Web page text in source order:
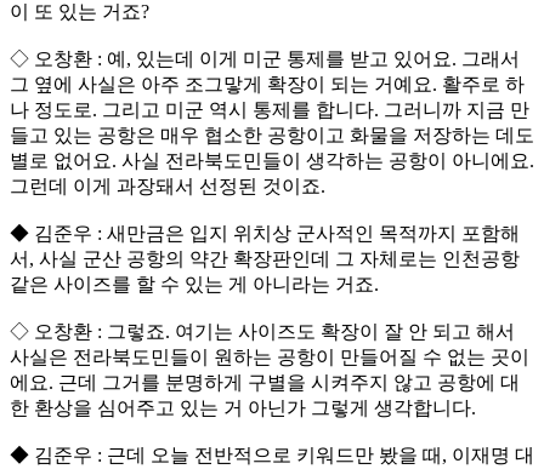
이 또 있는 거죠?
◇ 오창환 : 예, 있는데 이게 미군 통제를 받고 있어요. 그래서
그 옆에 사실은 아주 조그맣게 확장이 되는 거예요. 활주로 하
나 정도로. 그리고 미군 역시 통제를 합니다. 그러니까 지금 만
들고 있는 공항은 매우 협소한 공항이고 화물을 저장하는 데도
별로 없어요. 사실 전라북도민들이 생각하는 공항이 아니에요.
그런데 이게 과장돼서 선정된 것이죠.
◆ 김준우 : 새만금은 입지 위치상 군사적인 목적까지 포함해
서, 사실 군산 공항의 약간 확장판인데 그 자체로는 인천공항
같은 사이즈를 할 수 있는 게 아니라는 거죠.
◇ 오창환 : 그렇죠. 여기는 사이즈도 확장이 잘 안 되고 해서
사실은 전라북도민들이 원하는 공항이 만들어질 수 없는 곳이
에요. 근데 그거를 분명하게 구별을 시켜주지 않고 공항에 대
한 환상을 심어주고 있는 거 아닌가 그렇게 생각합니다.
◆ 김준우 : 근데 오늘 전반적으로 키워드만 봤을 때, 이재명 대